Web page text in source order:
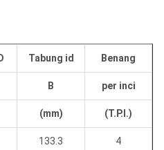
Tabung id Benang
B per inci
(mm) (T.P.I.)
133.3 4